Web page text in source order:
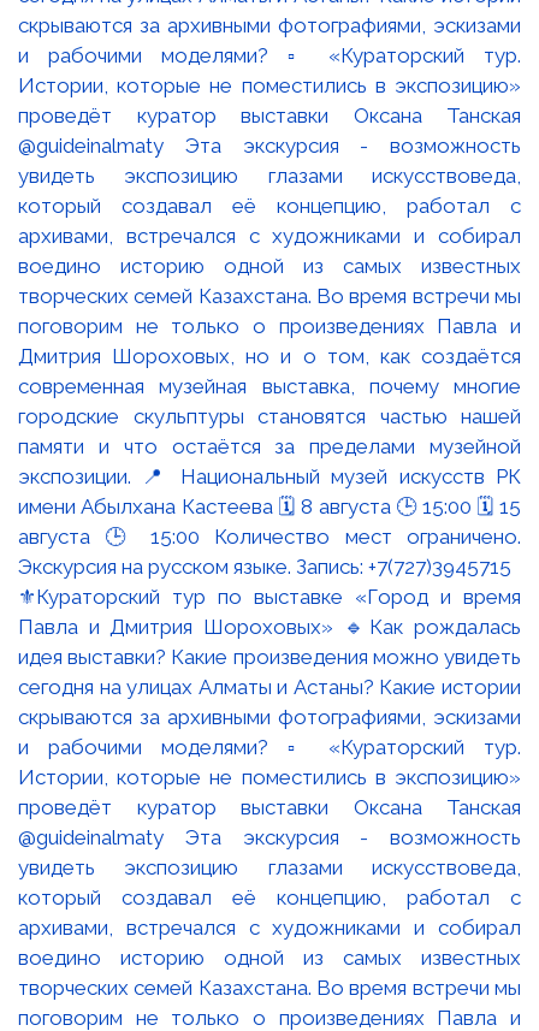
⚜️Кураторский тур по выставке «Город и время
Павла и Дмитрия Шороховых» 🔹Как рождалась
идея выставки? Какие произведения можно увидеть
сегодня на улицах Алматы и Астаны? Какие истории
скрываются за архивными фотографиями, эскизами
и рабочими моделями? ▫️ «Кураторский тур.
Истории, которые не поместились в экспозицию»
проведёт куратор выставки Оксана Танская
@guideinalmaty Эта экскурсия - возможность
увидеть экспозицию глазами искусствоведа,
который создавал её концепцию, работал с
архивами, встречался с художниками и собирал
воедино историю одной из самых известных
творческих семей Казахстана. Во время встречи мы
поговорим не только о произведениях Павла и